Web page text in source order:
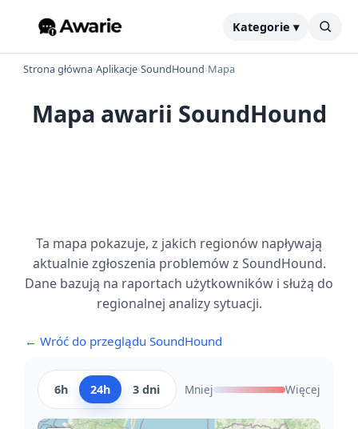
Kategorie ▾
Strona główna›Aplikacje›SoundHound›Mapa
Mapa awarii SoundHound
Ta mapa pokazuje, z jakich regionów napływają
aktualnie zgłoszenia problemów z SoundHound.
Dane bazują na raportach użytkowników i służą do
regionalnej analizy sytuacji.
← Wróć do przeglądu SoundHound
6h 24h 3 dni Mniej Więcej